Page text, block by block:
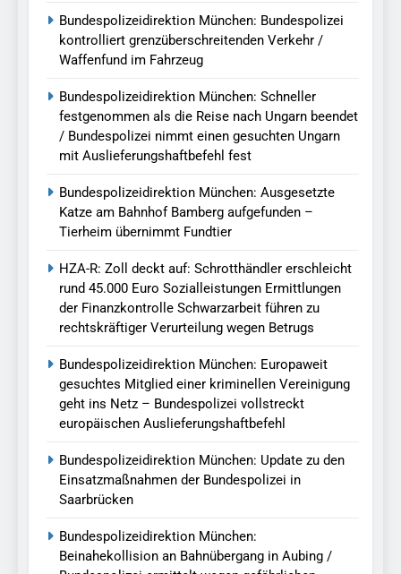
Bundespolizeidirektion München: Bundespolizei
kontrolliert grenzüberschreitenden Verkehr /
Waffenfund im Fahrzeug
Bundespolizeidirektion München: Schneller
festgenommen als die Reise nach Ungarn beendet
/ Bundespolizei nimmt einen gesuchten Ungarn
mit Auslieferungshaftbefehl fest
Bundespolizeidirektion München: Ausgesetzte
Katze am Bahnhof Bamberg aufgefunden –
Tierheim übernimmt Fundtier
HZA-R: Zoll deckt auf: Schrotthändler erschleicht
rund 45.000 Euro Sozialleistungen Ermittlungen
der Finanzkontrolle Schwarzarbeit führen zu
rechtskräftiger Verurteilung wegen Betrugs
Bundespolizeidirektion München: Europaweit
gesuchtes Mitglied einer kriminellen Vereinigung
geht ins Netz – Bundespolizei vollstreckt
europäischen Auslieferungshaftbefehl
Bundespolizeidirektion München: Update zu den
Einsatzmaßnahmen der Bundespolizei in
Saarbrücken
Bundespolizeidirektion München:
Beinahekollision an Bahnübergang in Aubing /